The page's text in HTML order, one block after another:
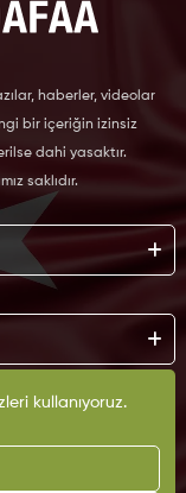
haberler, videolar
bir içeriğin izinsiz
dahi yasaktır.
saklıdır.
kullanıyoruz.